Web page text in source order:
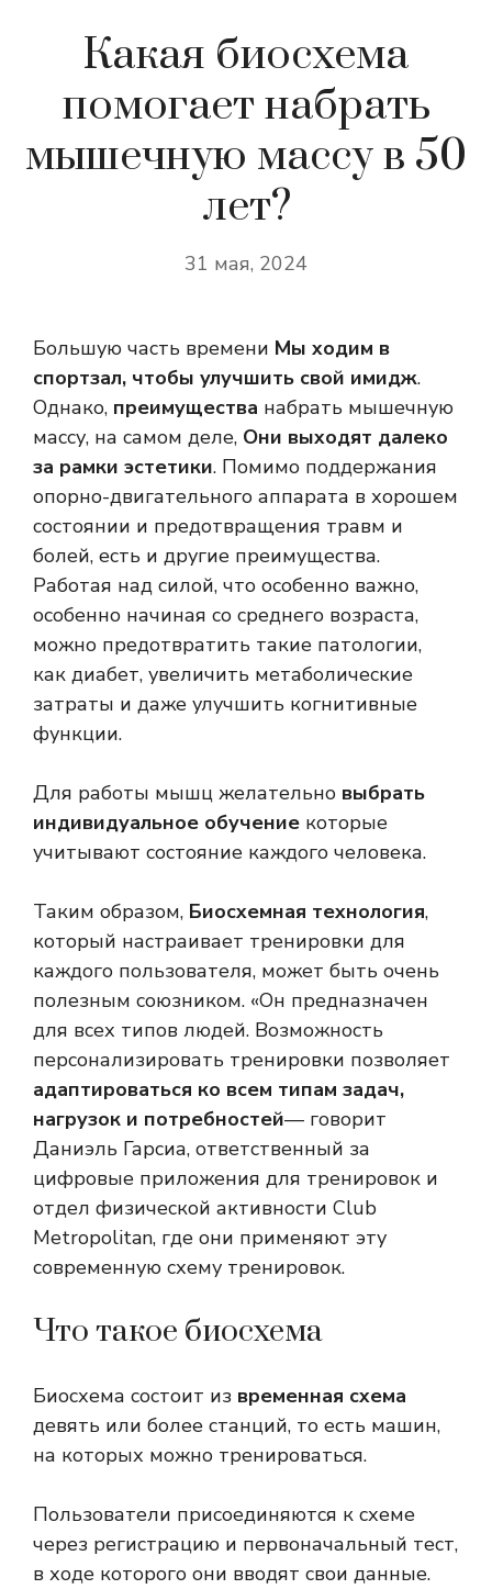
Какая биосхема
помогает набрать
мышечную массу в 50
лет?
31 мая, 2024
Большую часть времени Мы ходим в
спортзал, чтобы улучшить свой имидж.
Однако, преимущества набрать мышечную
массу, на самом деле, Они выходят далеко
за рамки эстетики. Помимо поддержания
опорно-двигательного аппарата в хорошем
состоянии и предотвращения травм и
болей, есть и другие преимущества.
Работая над силой, что особенно важно,
особенно начиная со среднего возраста,
можно предотвратить такие патологии,
как диабет, увеличить метаболические
затраты и даже улучшить когнитивные
функции.
Для работы мышц желательно выбрать
индивидуальное обучение которые
учитывают состояние каждого человека.
Таким образом, Биосхемная технология,
который настраивает тренировки для
каждого пользователя, может быть очень
полезным союзником. «Он предназначен
для всех типов людей. Возможность
персонализировать тренировки позволяет
адаптироваться ко всем типам задач,
нагрузок и потребностей— говорит
Даниэль Гарсиа, ответственный за
цифровые приложения для тренировок и
отдел физической активности Club
Metropolitan, где они применяют эту
современную схему тренировок.
Что такое биосхема
Биосхема состоит из временная схема
девять или более станций, то есть машин,
на которых можно тренироваться.
Пользователи присоединяются к схеме
через регистрацию и первоначальный тест,
в ходе которого они вводят свои данные.